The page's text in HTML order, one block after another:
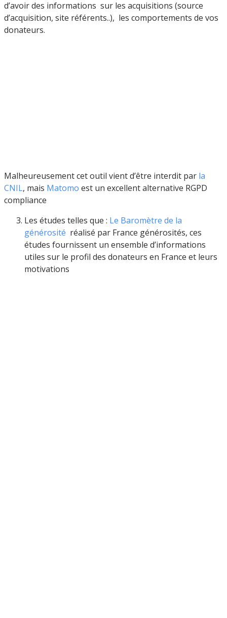
d’avoir des informations sur les acquisitions (source
d’acquisition, site référents..), les comportements de vos
donateurs.
Malheureusement cet outil vient d’être interdit par la
CNIL, mais Matomo est un excellent alternative RGPD
compliance
Les études telles que : Le Baromètre de la
générosité réalisé par France générosités, ces
études fournissent un ensemble d’informations
utiles sur le profil des donateurs en France et leurs
motivations